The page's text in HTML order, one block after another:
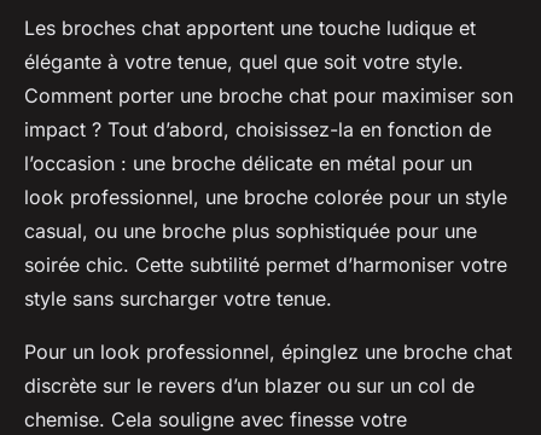
Les broches chat apportent une touche ludique et
élégante à votre tenue, quel que soit votre style.
Comment porter une broche chat pour maximiser son
impact ? Tout d’abord, choisissez-la en fonction de
l’occasion : une broche délicate en métal pour un
look professionnel, une broche colorée pour un style
casual, ou une broche plus sophistiquée pour une
soirée chic. Cette subtilité permet d’harmoniser votre
style sans surcharger votre tenue.
Pour un look professionnel, épinglez une broche chat
discrète sur le revers d’un blazer ou sur un col de
chemise. Cela souligne avec finesse votre